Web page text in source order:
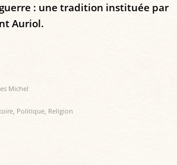
: une tradition instituée par
Auriol.
Michel
, Politique, Religion